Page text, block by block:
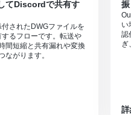
てDiscordで共有す
されたDWGファイルを
るフローです。転送や
間短縮と共有漏れや変換
ながります。
い
認